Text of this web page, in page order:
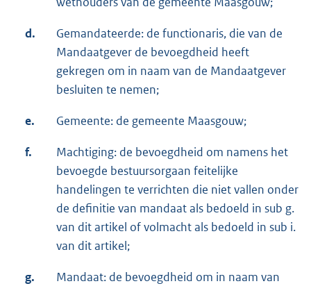
d.
Gemandateerde: de functionaris, die van de
Mandaatgever de bevoegdheid heeft
gekregen om in naam van de Mandaatgever
besluiten te nemen;
e. Gemeente: de gemeente Maasgouw;
f.
Machtiging: de bevoegdheid om namens het
bevoegde bestuursorgaan feitelijke
handelingen te verrichten die niet vallen onder
de definitie van mandaat als bedoeld in sub g.
van dit artikel of volmacht als bedoeld in sub i.
van dit artikel;
g.
Mandaat: de bevoegdheid om in naam van